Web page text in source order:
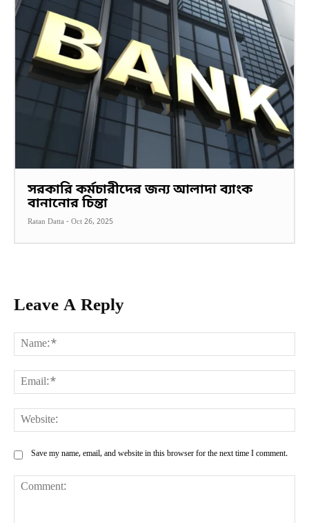
সরকারি কর্মচারীদের জন্য আলাদা ব্যাংক
বানানোর চিন্তা
Ratan Datta - Oct 26, 2025
Leave A Reply
Save my name, email, and website in this browser for the next time I comment.